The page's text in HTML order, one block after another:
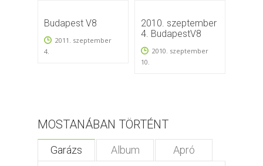
Budapest V8
2011. szeptember
4.
2010. szeptember
4. BudapestV8
2010. szeptember
10.
MOSTANÁBAN TÖRTÉNT
Garázs Album Apró